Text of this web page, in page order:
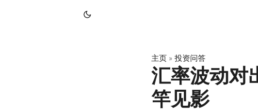
主页 » 投资问答
汇率波动对
竿见影